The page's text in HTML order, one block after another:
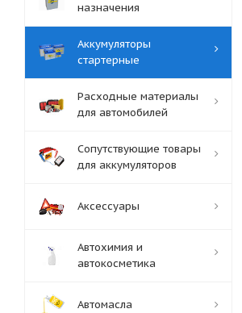
назначения
Аккумуляторы
стартерные
Расходные материалы
для автомобилей
Сопутствующие товары
для аккумуляторов
Аксессуары
Автохимия и
автокосметика
Автомасла